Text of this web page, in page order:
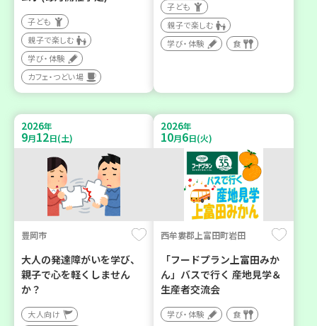
子ども
親子で楽しむ
学び・体験
カフェ・つどい場
子ども
親子で楽しむ
学び・体験
食
2026年
9月12日(土)
豊岡市
大人の発達障がいを学び、
親子で心を軽くしません
か？
大人向け
2026年
10月6日(火)
西牟婁郡上富田町岩田
「フードプラン上富田みか
ん」バスで行く 産地見学＆
生産者交流会
学び・体験 食